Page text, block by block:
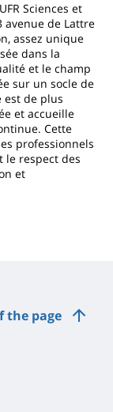
Sciences et
avenue de Lattre
assez unique
dans la
et le champ
sur un socle de
est de plus
et accueille
Cette
professionnels
le respect des
et
the page